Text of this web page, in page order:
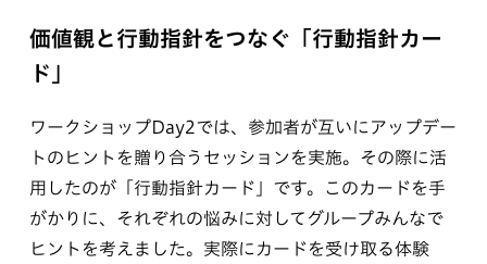
価値観と行動指針をつなぐ「行動指針カー
ド」
ワークショップDay2では、参加者が互いにアップデー
トのヒントを贈り合うセッションを実施。その際に活
用したのが「行動指針カード」です。このカードを手
がかりに、それぞれの悩みに対してグループみんなで
ヒントを考えました。実際にカードを受け取る体験